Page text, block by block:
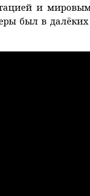
и
был в далёких